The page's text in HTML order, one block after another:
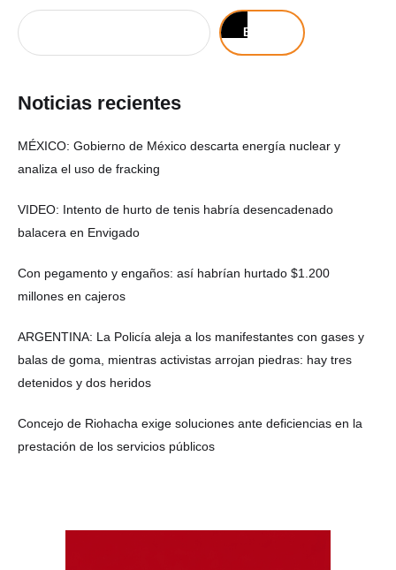
Buscar
Noticias recientes
MÉXICO: Gobierno de México descarta energía nuclear y
analiza el uso de fracking
VIDEO: Intento de hurto de tenis habría desencadenado
balacera en Envigado
Con pegamento y engaños: así habrían hurtado $1.200
millones en cajeros
ARGENTINA: La Policía aleja a los manifestantes con gases y
balas de goma, mientras activistas arrojan piedras: hay tres
detenidos y dos heridos
Concejo de Riohacha exige soluciones ante deficiencias en la
prestación de los servicios públicos